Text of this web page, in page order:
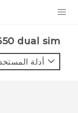
VIVE
dual sim‎
أدلة